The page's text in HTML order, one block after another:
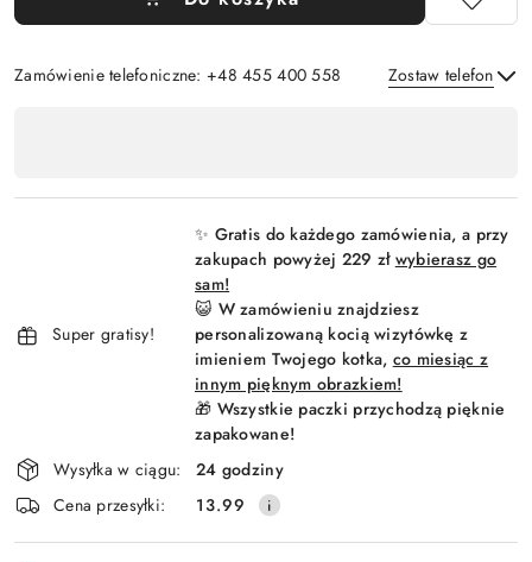
Zamówienie telefoniczne: +48 455 400 558 Zostaw telefon
płatność
Super gratisy!
✨ Gratis do każdego zamówienia, a przy
zakupach powyżej 229 zł wybierasz go
sam!
😺 W zamówieniu znajdziesz
personalizowaną kocią wizytówkę z
imieniem Twojego kotka, co miesiąc z
innym pięknym obrazkiem!
🎁 Wszystkie paczki przychodzą pięknie
zapakowane!
Wysyłka w ciągu:
24 godziny
Cena przesyłki:
13.99